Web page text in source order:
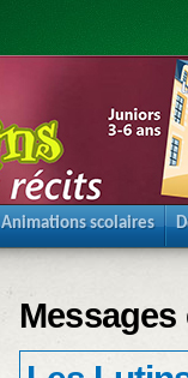
Animations scolaires
Messages